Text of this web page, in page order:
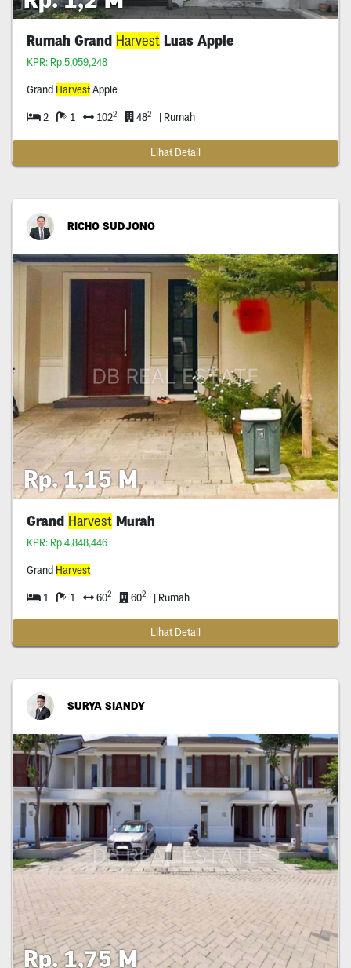
Rumah Grand HarvestLuas Apple
KPR: Rp.5,059,248
Grand HarvestApple
2 1 1022 482 | Rumah
Lihat Detail
RICHO SUDJONO
Rp. 1,15 M
Grand HarvestMurah
KPR: Rp.4,848,446
Grand Harvest
1 1 602 602 | Rumah
Lihat Detail
SURYA SIANDY
Rp. 1,75 M